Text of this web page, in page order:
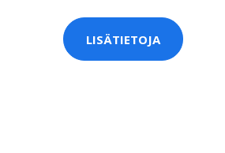
LISÄTIETOJA